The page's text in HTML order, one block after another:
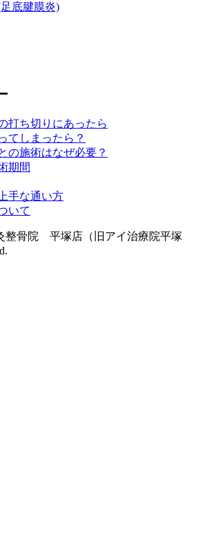
底腱膜炎)
打ち切りにあったら
てしまったら？
の施術はなぜ必要？
期間
手な通い方
いて
整骨院 平塚店（旧アイ治療院平塚